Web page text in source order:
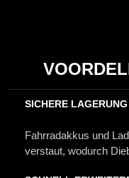
SICHERE
Fahrradakkus und
verstaut, wodurch